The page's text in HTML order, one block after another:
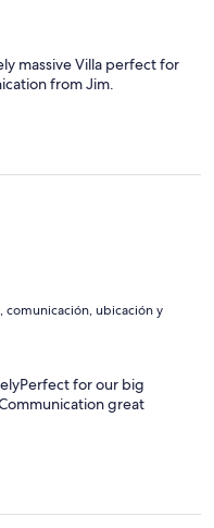
massive Villa perfect for
from Jim.
comunicación, ubicación y
for our big
great